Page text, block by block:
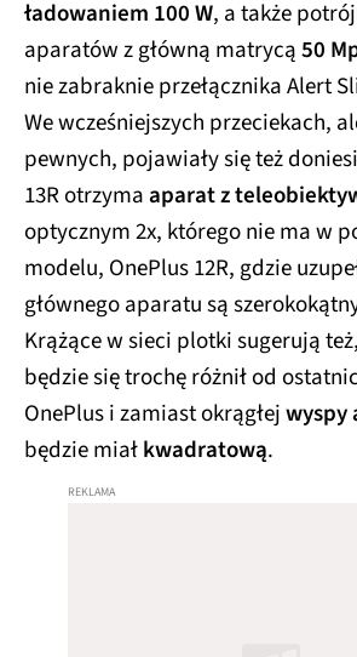
ładowaniem 100 W, a także
aparatów z główną matrycą50
nie zabraknie przełącznika Alert
We wcześniejszych przeciekach,
pewnych, pojawiały się też
13R otrzymaaparat z
optycznym 2x, którego nie ma w
modelu, OnePlus 12R, gdzie
głównego aparatu są
Krążące w sieci plotki sugerują
będzie się trochę różnił od
OnePlus i zamiast okrągłejwyspy
będzie miałkwadratową.